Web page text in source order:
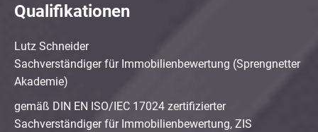
Qualifikationen
Lutz Schneider
Sachverständiger für Immobilienbewertung (Sprengnetter
Akademie)
gemäß DIN EN ISO/IEC 17024 zertifizierter
Sachverständiger für Immobilienbewertung, ZIS